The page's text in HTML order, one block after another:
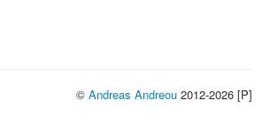
© Andreas Andreou 2012-2026 [P]